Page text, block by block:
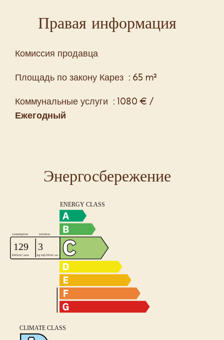
Правая информация
Комиссия продавца
Площадь по закону Карез
65 m²
Коммунальные услуги
1080 € /
Ежегодный
Энергосбережение